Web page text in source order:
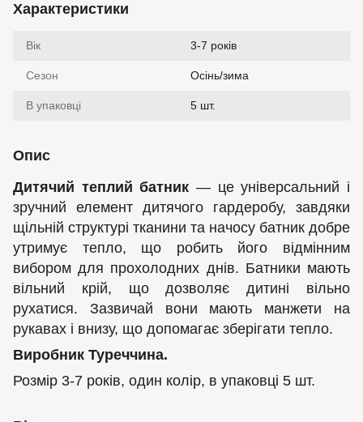
Характеристики
Вік 3-7 років
Сезон Осінь/зима
В упаковці 5 шт.
Опис
Дитячий теплий батник — це універсальний і
зручний елемент дитячого гардеробу, завдяки
щільній структурі тканини та начосу батник добре
утримує тепло, що робить його відмінним
вибором для прохолодних днів. Батники мають
вільний крій, що дозволяє дитині вільно
рухатися. Зазвичай вони мають манжети на
рукавах і внизу, що допомагає зберігати тепло.
Виробник Туреччина.
Розмір 3-7 років, один колір, в упаковці 5 шт.